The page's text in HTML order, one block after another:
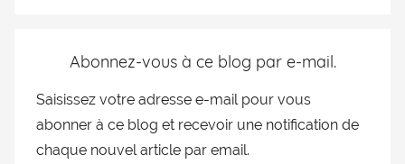
Abonnez-vous à ce blog par e-mail.
Saisissez votre adresse e-mail pour vous
abonner à ce blog et recevoir une notification de
chaque nouvel article par email.